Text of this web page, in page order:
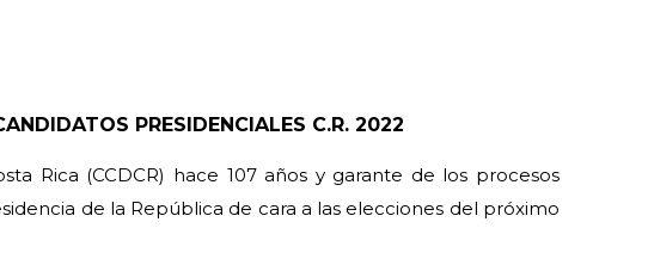
PRESIDENCIALES C.R. 2022
Rica (CCDCR) hace 107 años y garante de los procesos
de la República de cara a las elecciones del próximo